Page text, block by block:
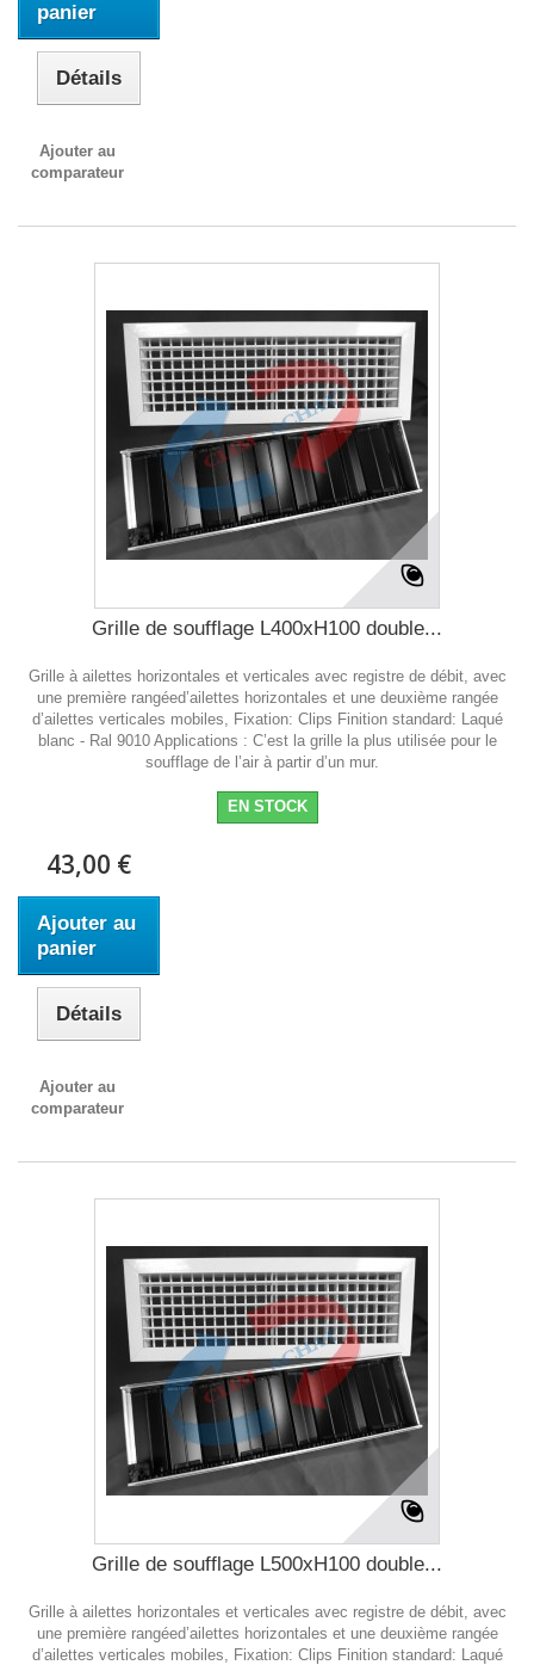
panier
Détails
Ajouter au
comparateur
Grille de soufflage L400xH100 double...
Grille à ailettes horizontales et verticales avec registre de débit, avec
une première rangéed’ailettes horizontales et une deuxième rangée
d’ailettes verticales mobiles, Fixation: Clips Finition standard: Laqué
blanc - Ral 9010 Applications : C’est la grille la plus utilisée pour le
soufflage de l’air à partir d’un mur.
EN STOCK
43,00 €
Ajouter au
panier
Détails
Ajouter au
comparateur
Grille de soufflage L500xH100 double...
Grille à ailettes horizontales et verticales avec registre de débit, avec
une première rangéed’ailettes horizontales et une deuxième rangée
d’ailettes verticales mobiles, Fixation: Clips Finition standard: Laqué